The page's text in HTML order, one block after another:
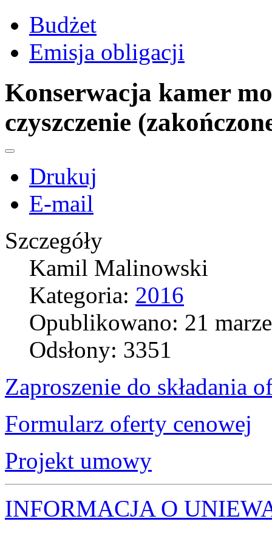
Budżet
Emisja obligacji
Konserwacja kamer
czyszczenie
Drukuj
E-mail
Szczegóły
Kamil Malinowski
Kategoria: 2016
Opublikowano: 21
Odsłony: 3351
Zaproszenie do składania
Formularz oferty cenowej
Projekt umowy
INFORMACJA O